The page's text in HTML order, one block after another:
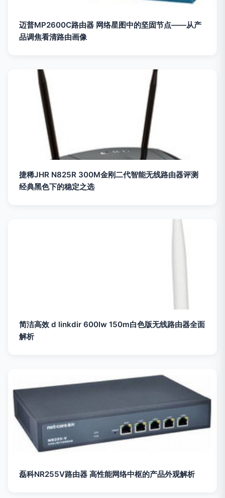
迈普MP2600C路由器 网络星图中的坚固节点——从产
品调焦看清路由画像
捷稀JHR N825R 300M金刚二代智能无线路由器评测
经典黑色下的稳定之选
简洁高效 d linkdir 600lw 150m白色版无线路由器全面
解析
磊科NR255V路由器 高性能网络中枢的产品外观解析